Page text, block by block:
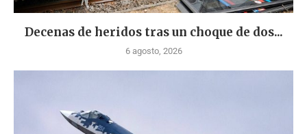
Decenas de heridos tras un choque de dos...
6 agosto, 2026